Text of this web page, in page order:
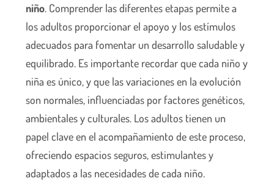
niño. Comprender las diferentes etapas permite a
los adultos proporcionar el apoyo y los estímulos
adecuados para fomentar un desarrollo saludable y
equilibrado. Es importante recordar que cada niño y
niña es único, y que las variaciones en la evolución
son normales, influenciadas por factores genéticos,
ambientales y culturales. Los adultos tienen un
papel clave en el acompañamiento de este proceso,
ofreciendo espacios seguros, estimulantes y
adaptados a las necesidades de cada niño.